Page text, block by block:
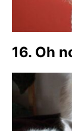
16. Oh